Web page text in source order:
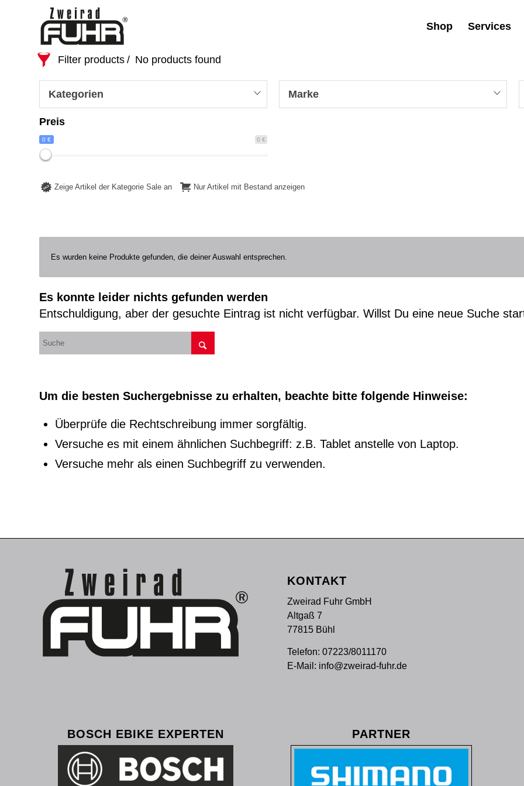
Shop Services
Filter products No products found
Kategorien Marke
Preis
0 €
0 €
Zeige Artikel der Kategorie Sale an Nur Artikel mit Bestand anzeigen
Es wurden keine Produkte gefunden, die deiner Auswahl entsprechen.
Es konnte leider nichts gefunden werden
Entschuldigung, aber der gesuchte Eintrag ist nicht verfügbar. Willst Du eine neue Suche
Um die besten Suchergebnisse zu erhalten, beachte bitte folgende Hinweise:
Überprüfe die Rechtschreibung immer sorgfältig.
Versuche es mit einem ähnlichen Suchbegriff: z.B. Tablet anstelle von Laptop.
Versuche mehr als einen Suchbegriff zu verwenden.
KONTAKT
Zweirad Fuhr GmbH
Altgaß 7
77815 Bühl
Telefon: 07223/8011170
E-Mail: info@zweirad-fuhr.de
BOSCH EBIKE EXPERTEN PARTNER